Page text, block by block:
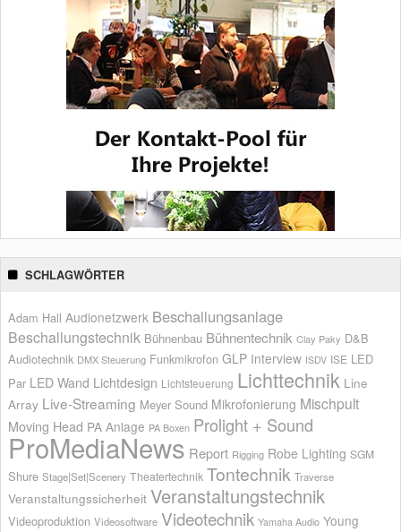
SCHLAGWÖRTER
Adam Hall Audionetzwerk Beschallungsanlage
Beschallungstechnik Bühnenbau Bühnentechnik Clay Paky D&B
Audiotechnik DMX Steuerung Funkmikrofon GLP Interview ISDV ISE LED
Par LED Wand Lichtdesign Lichtsteuerung Lichttechnik Line
Array Live-Streaming Meyer Sound Mikrofonierung Mischpult
Moving Head PA Anlage PA Boxen Prolight + Sound
ProMediaNews Report Rigging Robe Lighting SGM
Shure Stage|Set|Scenery Theatertechnik Tontechnik Traverse
Veranstaltungssicherheit Veranstaltungstechnik
Videoproduktion Videosoftware Videotechnik Yamaha Audio Young